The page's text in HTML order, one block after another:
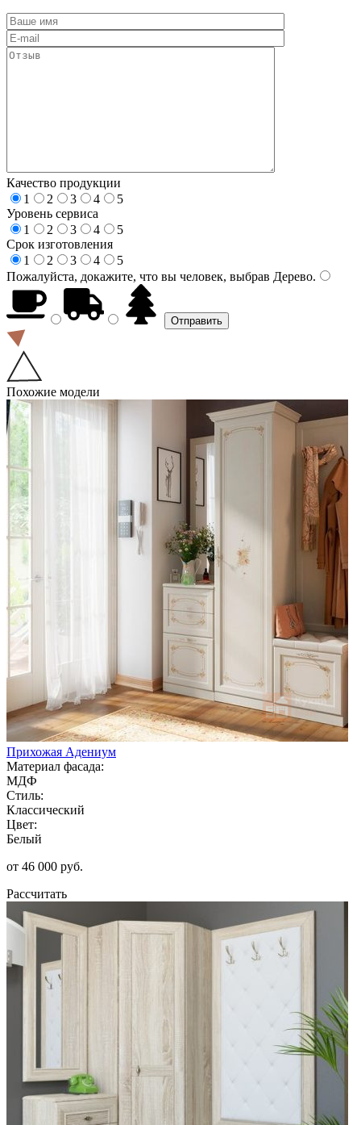
Качество продукции
1
2 3 4
5
Уровень сервиса
1
2 3 4
5
Срок изготовления
1
2 3 4
5
Пожалуйста, докажите, что вы человек, выбрав Дерево.
Похожие модели
Прихожая Адениум
Материал фасада:
МДФ
Стиль:
Классический
Цвет:
Белый
от 46 000 руб.
Рассчитать